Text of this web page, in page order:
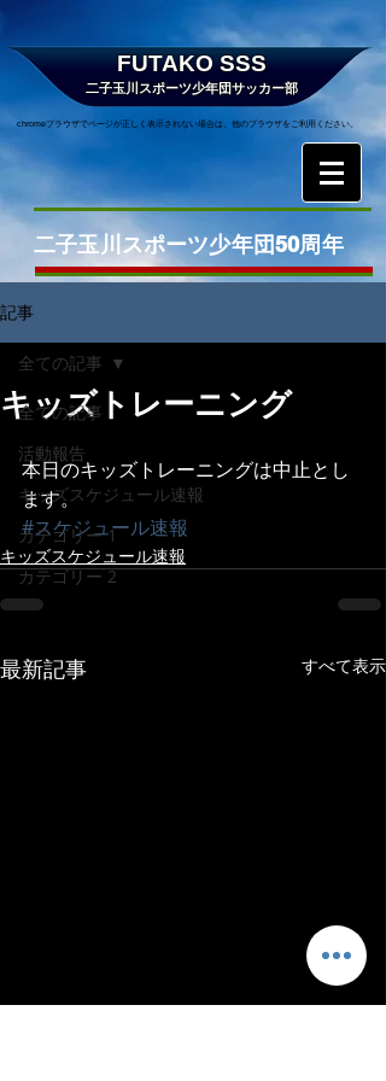
FUTAKO SSS
二子玉川スポーツ少年団サッカー部
chromeブラウザでページが正しく表示されない場合は、他のブラウザをご利用ください。
二子玉川スポーツ少年団50周年
記事
全ての記事
活動報告
キッズスケジュール速報
カテゴリー 1
カテゴリー 2
全ての記事
キッズトレーニング
本日のキッズトレーニングは中止とし
ます。
#スケジュール速報
キッズスケジュール速報
最新記事 すべて表示